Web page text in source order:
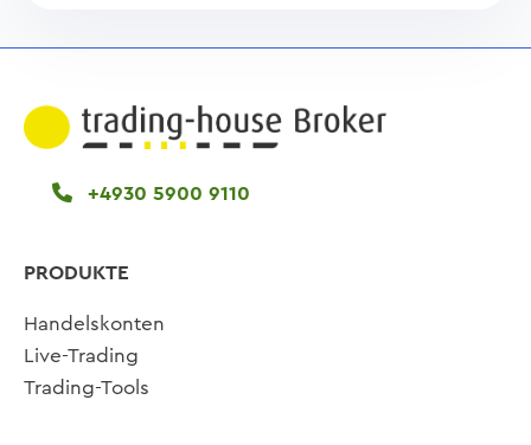
+4930 5900 9110
PRODUKTE
Handelskonten
Live-Trading
Trading-Tools